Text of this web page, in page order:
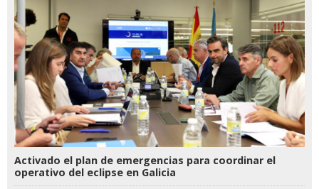
Activado el plan de emergencias para coordinar el
operativo del eclipse en Galicia